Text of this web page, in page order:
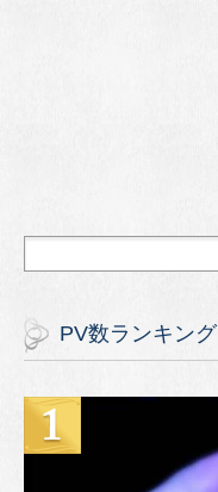
PV数ランキング